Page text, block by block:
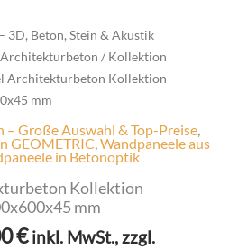
3D, Beton, Stein & Akustik
Architekturbeton / Kollektion
Architekturbeton Kollektion
mm
– Große Auswahl & Top-Preise,
GEOMETRIC,Wandpaneele aus
in Betonoptik
Kollektion
mm
€Preisspanne:
inkl. MwSt., zzgl.